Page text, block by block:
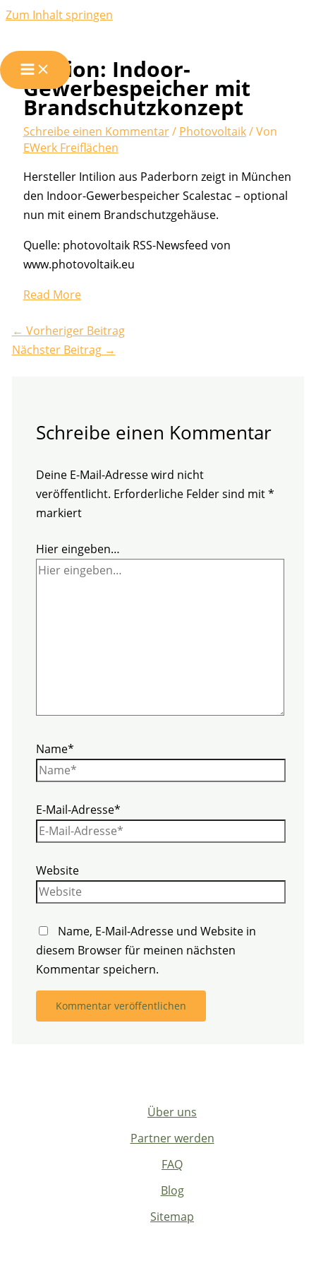
Zum Inhalt springen
Intilion: Indoor-
Gewerbespeicher mit
Brandschutzkonzept
Schreibe einen Kommentar/ Photovoltaik/ Von
EWerk Freiflächen
Hersteller Intilion aus Paderborn zeigt in München
den Indoor-Gewerbespeicher Scalestac – optional
nun mit einem Brandschutzgehäuse.
Quelle: photovoltaik RSS-Newsfeed von
www.photovoltaik.eu
Read More
← Vorheriger Beitrag
Nächster Beitrag →
Schreibe einen Kommentar
Deine E-Mail-Adresse wird nicht
veröffentlicht. Erforderliche Felder sind mit*
markiert
Hier eingeben…
Name*
E-Mail-Adresse*
Website
Name, E-Mail-Adresse und Website in
diesem Browser für meinen nächsten
Kommentar speichern.
Über uns
Partner werden
FAQ
Blog
Sitemap